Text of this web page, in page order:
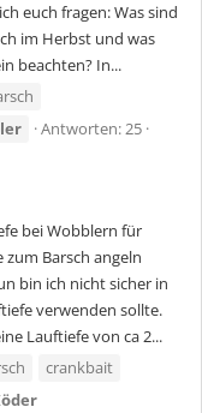
euch fragen: Was sind
im Herbst und was
beachten? In...
Antworten: 25
bei Wobblern für
Barsch angeln
bin ich nicht sicher in
verwenden sollte.
Lauftiefe von ca 2...
crankbait